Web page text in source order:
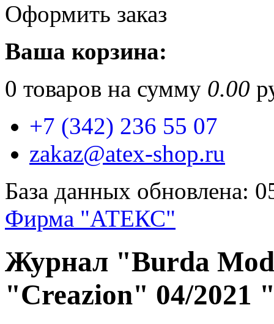
Оформить заказ
Ваша корзина:
0 товаров на сумму 0.00
+7 (342) 236 55 07
zakaz@atex-shop.ru
База данных обновлена:
Фирма "АТЕКС"
Журнал "Burda
"Creazion" 04/2021